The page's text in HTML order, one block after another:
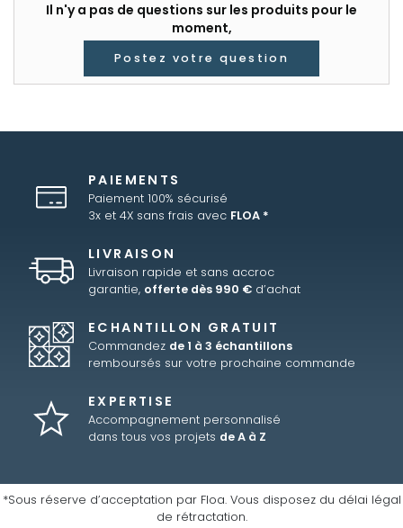
Il n'y a pas de questions sur les produits pour le
moment,
Postez votre question
PAIEMENTS
Paiement 100% sécurisé
3x et 4X sans frais avec FLOA *
LIVRAISON
Livraison rapide et sans accroc
garantie, offerte dès 990 € d’achat
ECHANTILLON GRATUIT
Commandez de 1 à 3 échantillons
remboursés sur votre prochaine commande
EXPERTISE
Accompagnement personnalisé
dans tous vos projets de A à Z
*Sous réserve d’acceptation par Floa. Vous disposez du délai légal
de rétractation.